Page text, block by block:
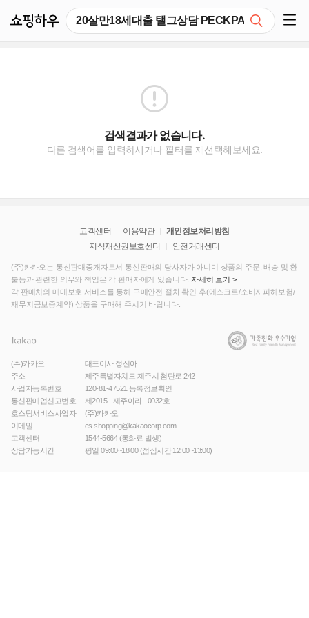
검색결과가 없습니다.
다른 검색어를 입력하시거나 필터를 재선택해보세요.
고객센터 이용약관
개인정보처리방침
지식재산권보호센터
안전거래센터
(주)카카오는 통신판매중개자로서 통신판매의 당사자가 아니며 상품의 주문, 배송 및 환
불등과 관련한 의무와 책임은 각 판매자에게 있습니다. 자세히 보기 >
각 판매처의 매매보호 서비스를 통해 구매안전 절차 확인 후(에스크로/소비자피해보험/
재무지금보증계약) 상품을 구매해 주시기 바랍니다.
(주)카카오
대표이사 정신아
주소
제주특별자치도 제주시 첨단로 242
사업자등록번호
120-81-47521 등록정보확인
통신판매업신고번호
제2015 - 제주아라 - 0032호
호스팅서비스사업자
(주)카카오
이메일
cs.shopping@kakaocorp.com
고객센터
1544-5664(통화료 발생)
상담가능시간
평일 09:00~18:00 (점심시간 12:00~13:00)